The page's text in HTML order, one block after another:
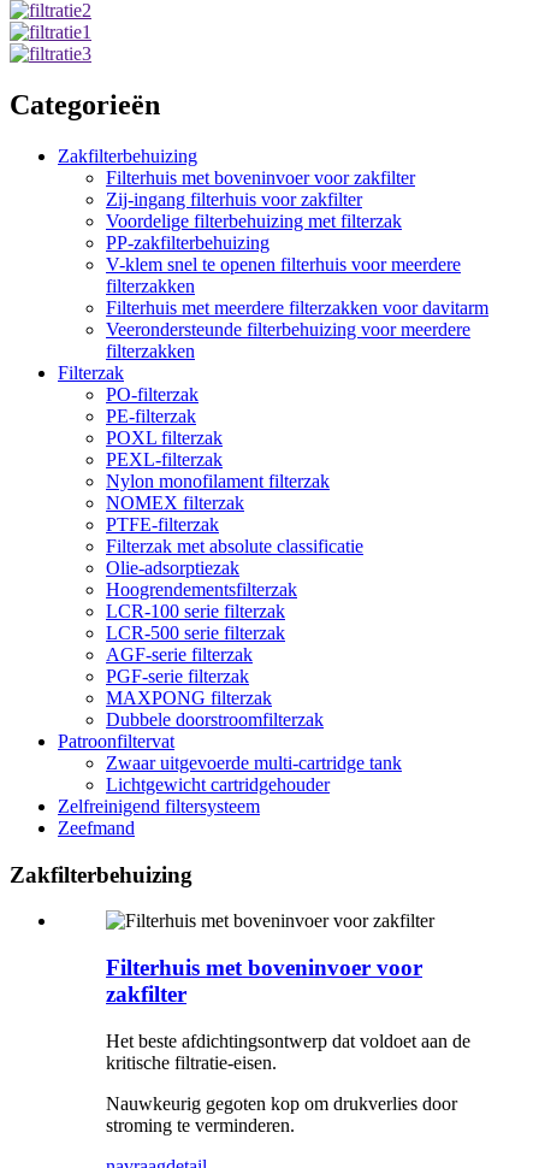
Categorieën
Zakfilterbehuizing
Filterhuis met boveninvoer voor zakfilter
Zij-ingang filterhuis voor zakfilter
Voordelige filterbehuizing met filterzak
PP-zakfilterbehuizing
V-klem snel te openen filterhuis voor meerdere
filterzakken
Filterhuis met meerdere filterzakken voor davitarm
Veerondersteunde filterbehuizing voor meerdere
filterzakken
Filterzak
PO-filterzak
PE-filterzak
POXL filterzak
PEXL-filterzak
Nylon monofilament filterzak
NOMEX filterzak
PTFE-filterzak
Filterzak met absolute classificatie
Olie-adsorptiezak
Hoogrendementsfilterzak
LCR-100 serie filterzak
LCR-500 serie filterzak
AGF-serie filterzak
PGF-serie filterzak
MAXPONG filterzak
Dubbele doorstroomfilterzak
Patroonfiltervat
Zwaar uitgevoerde multi-cartridge tank
Lichtgewicht cartridgehouder
Zelfreinigend filtersysteem
Zeefmand
Zakfilterbehuizing
Filterhuis met boveninvoer voor
zakfilter
Het beste afdichtingsontwerp dat voldoet aan de
kritische filtratie-eisen.
Nauwkeurig gegoten kop om drukverlies door
stroming te verminderen.